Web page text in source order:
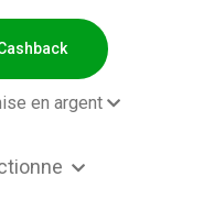
en argent